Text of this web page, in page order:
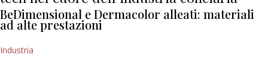
BeDimensional e Dermacolor alleati: materiali
ad alte prestazioni
Industria